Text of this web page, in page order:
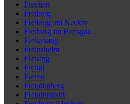
Frechen
Freiberg
Freiberg am Neckar
Freiburg im Breisgau
Freilassing
Freinsheim
Freising
Freital
Freren
Freudenberg
Freudenstadt